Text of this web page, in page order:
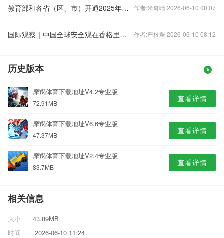
教育部和各省（区、市）开通2025年高考举报电话 作者:米奇晴 2026-06-10 00:07
国际观察｜中国全球安全观在香格里拉对话会上引发共鸣 作者:严枝翠 2026-06-10 08:12
历史版本
摩羯体育下载地址V4.2专业版
72.91MB 查看详情
摩羯体育下载地址V6.6专业版
47.37MB 查看详情
摩羯体育下载地址V2.4专业版
83.7MB 查看详情
相关信息
大小
43.89MB
时间
2026-06-10 11:24